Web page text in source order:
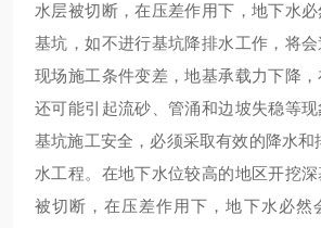
水层被切断，在压差作用下，地下水
基坑，如不进行基坑降排水工作，将
现场施工条件变差，地基承载力下降
还可能引起流砂、管涌和边坡失稳等
基坑施工安全，必须采取有效的降水和
水工程。在地下水位较高的地区开挖
被切断，在压差作用下，地下水必然